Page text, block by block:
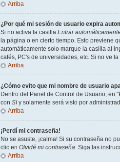
Arriba
¿Por qué mi sesión de usuario expira
Si no activa la casilla Entrar
la página o en cierto tiempo. Esto previene
automáticamente solo marque la casilla al
cafés, PC's de universidades, etc. Si no ve
Arriba
¿Cómo evito que mi nombre de usuario
Dentro del Panel de Control de Usuario, en
con SIy solamente será visto por
Arriba
¡Perdí mi contraseña!
No se asuste, ¡calma! Si su contraseña no
clic en Olvidé mi contraseña. Siga las
Arriba